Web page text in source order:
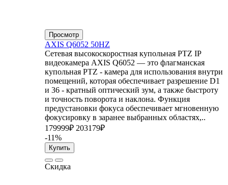
Просмотр
AXIS Q6052 50HZ
Сетевая высокоскоростная купольная PTZ IP
видеокамера AXIS Q6052 — это флагманская
купольная PTZ - камера для использования внутри
помещений, которая обеспечивает разрешение D1
и 36 - кратный оптический зум, а также быстроту
и точность поворота и наклона. Функция
предустановки фокуса обеспечивает мгновенную
фокусировку в заранее выбранных областях,..
179999₽ 203179₽
-11%
Купить
Скидка